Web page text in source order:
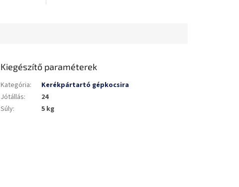
Kiegészítő paraméterek
Kategória:
Kerékpártartó gépkocsira
Jótállás:
24
Súly: 5 kg